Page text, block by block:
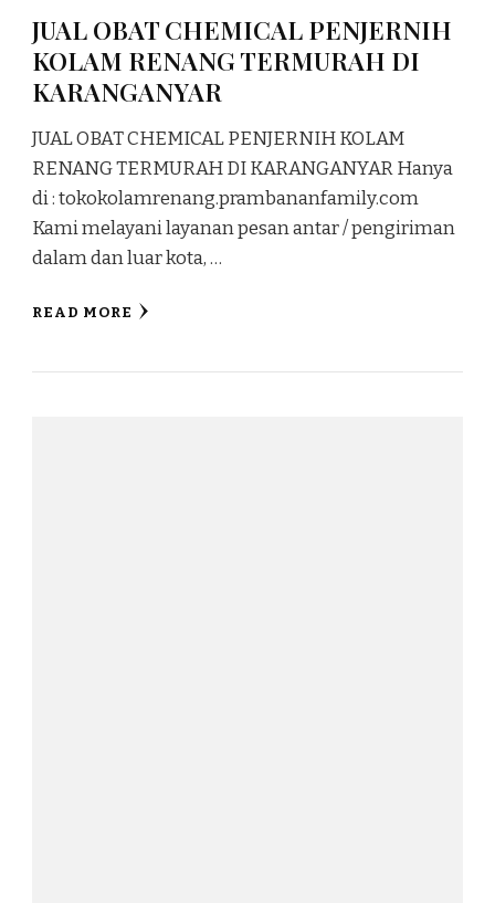
JUAL OBAT CHEMICAL PENJERNIH
KOLAM RENANG TERMURAH DI
KARANGANYAR
JUAL OBAT CHEMICAL PENJERNIH KOLAM
RENANG TERMURAH DI KARANGANYAR Hanya
di : tokokolamrenang.prambananfamily.com
Kami melayani layanan pesan antar / pengiriman
dalam dan luar kota, …
READ MORE